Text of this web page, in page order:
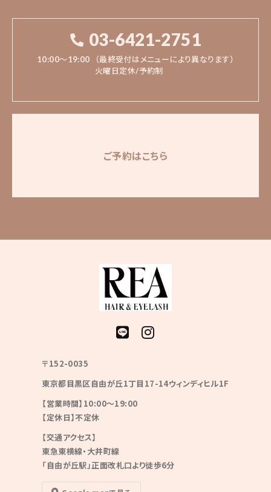
03-6421-2751
10:00〜19:00
（最終受付はメニューにより異なります）
火曜日定休/予約制
ご予約はこちら
〒152-0035
東京都目黒区自由が丘1丁目17-14ウィンディヒル1F
【営業時間】10:00〜19:00
【定休日】不定休
【交通アクセス】
東急東横線・大井町線
「自由が丘駅」正面改札口より徒歩6分